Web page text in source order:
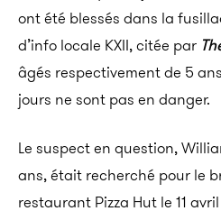
ont été blessés dans la
d’info locale KXII, citée par
âgés respectivement de 5
jours ne sont pas en danger.
Le suspect en question,
ans, était recherché pour le
restaurant Pizza Hut le 11